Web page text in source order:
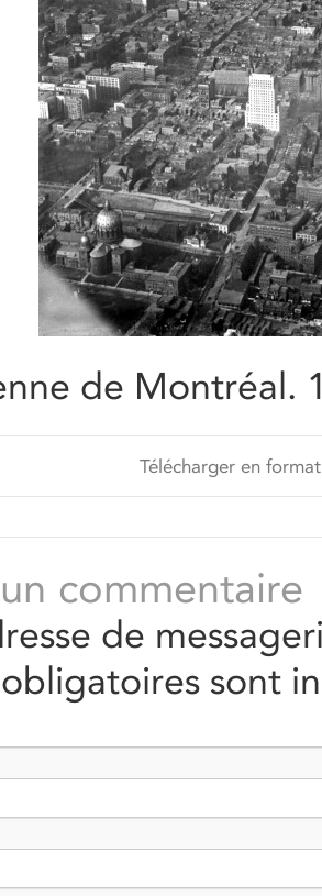
de Montréal.
Télécharger en
commentaire
de
sont